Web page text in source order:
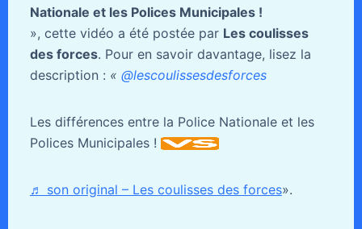
Nationale et les Polices Municipales !
», cette vidéo a été postée par Les coulisses
des forces. Pour en savoir davantage, lisez la
description : « @lescoulissesdesforces
Les différences entre la Police Nationale et les
Polices Municipales !
♬ son original – Les coulisses des forces».